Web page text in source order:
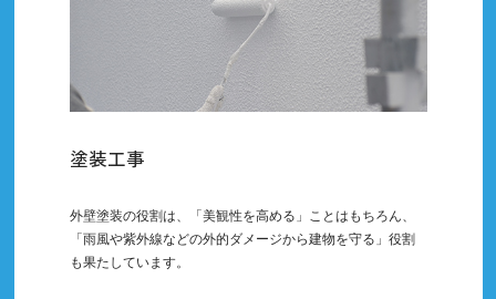
塗装工事
外壁塗装の役割は、「美観性を高める」ことはもちろん、
「雨風や紫外線などの外的ダメージから建物を守る」役割
も果たしています。